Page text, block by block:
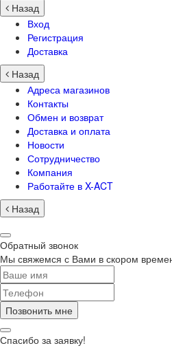
Назад
Вход
Регистрация
Доставка
Назад
Адреса магазинов
Контакты
Обмен и возврат
Доставка и оплата
Новости
Сотрудничество
Компания
Работайте в X-ACT
Назад
Обратный звонок
Мы свяжемся с Вами в скором
Позвонить мне
Спасибо за заявку!